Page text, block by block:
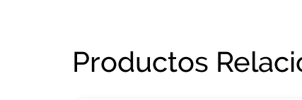
Productos